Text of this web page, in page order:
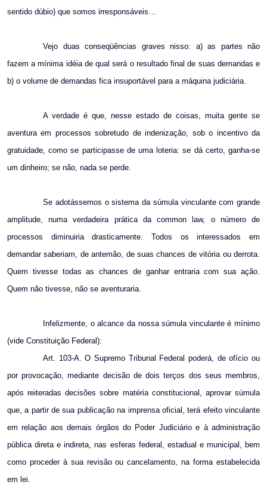
sentido dúbio) que somos irresponsáveis…
Vejo duas conseqüências graves nisso: a) as partes não
fazem a mínima idéia de qual será o resultado final de suas demandas e
b) o volume de demandas fica insuportável para a máquina judiciária.
A verdade é que, nesse estado de coisas, muita gente se
aventura em processos sobretudo de indenização, sob o incentivo da
gratuidade, como se participasse de uma loteria: se dá certo, ganha-se
um dinheiro; se não, nada se perde.
Se adotássemos o sistema da súmula vinculante com grande
amplitude, numa verdadeira prática da common law, o número de
processos diminuiria drasticamente. Todos os interessados em
demandar saberiam, de antemão, de suas chances de vitória ou derrota.
Quem tivesse todas as chances de ganhar entraria com sua ação.
Quem não tivesse, não se aventuraria.
Infelizmente, o alcance da nossa súmula vinculante é mínimo
(vide Constituição Federal):
Art. 103-A. O Supremo Tribunal Federal poderá, de ofício ou
por provocação, mediante decisão de dois terços dos seus membros,
após reiteradas decisões sobre matéria constitucional, aprovar súmula
que, a partir de sua publicação na imprensa oficial, terá efeito vinculante
em relação aos demais órgãos do Poder Judiciário e à administração
pública direta e indireta, nas esferas federal, estadual e municipal, bem
como proceder à sua revisão ou cancelamento, na forma estabelecida
em lei.